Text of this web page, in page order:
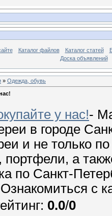
Каталог файлов Каталог статей
Доска объявлений
» Одежда, обувь
у нас!-
в городе
и не только
портфели, а
по Санкт-
с
: 0.0/0